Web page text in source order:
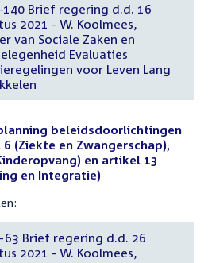
140 Brief regering d.d. 16
2021 - W. Koolmees,
van Sociale Zaken en
Evaluaties
voor Leven Lang
beleidsdoorlichtingen
(Ziekte en Zwangerschap),
en artikel 13
en Integratie)
63 Brief regering d.d. 26
2021 - W. Koolmees,